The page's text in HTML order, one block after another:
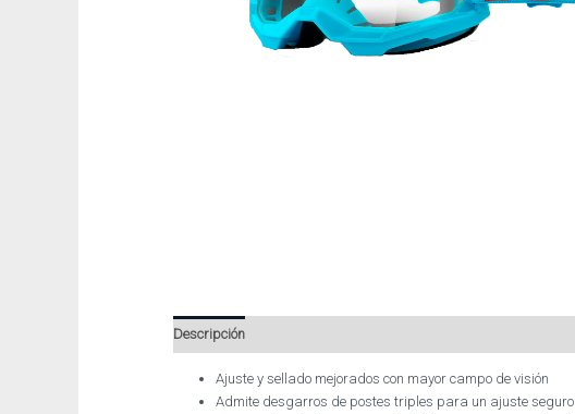
Descripción
Ajuste y sellado mejorados con mayor campo de visión
Admite desgarros de postes triples para un ajuste seguro